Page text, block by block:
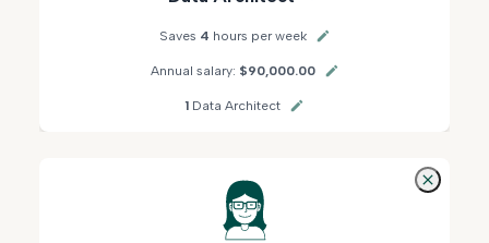
Saves 4 hours per week
Annual salary: $90,000.00
1 Data Architect